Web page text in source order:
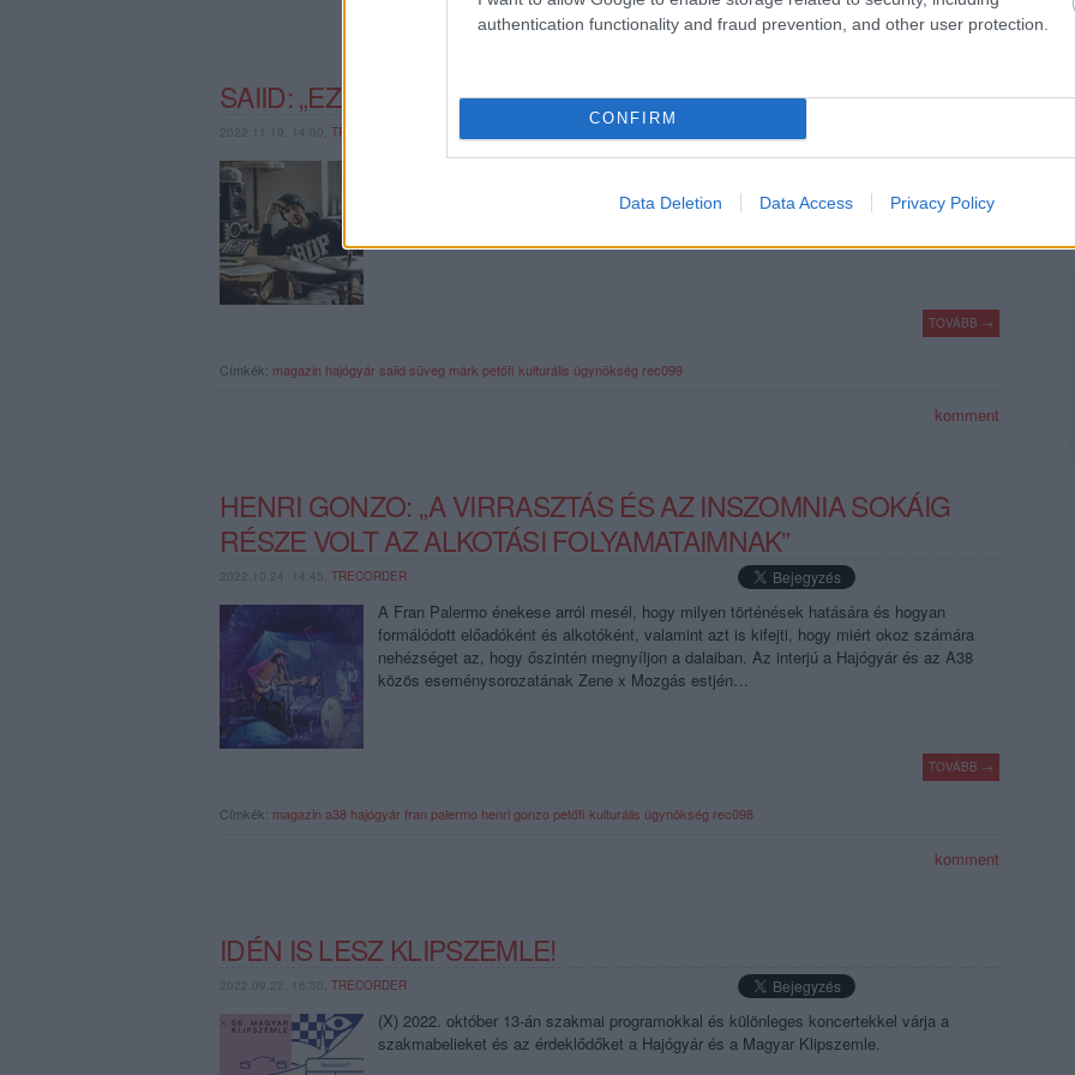
authentication functionality and fraud prevention, and other user protection.
CONFIRM
Data Deletion Data Access Privacy Policy
komment
SAIID: „EZ EGY GYÖNYÖRŰ, PRECÍZ KÁOSZ”
2022.11.19. 14:00, TRECORDER
tiszta, áramló és oldott módon megélni kreativitását szövegalkotó folyamataiban.
Emellett azt is elmondja, hogy mi által tudja fenntartani ezt a termékeny flow-állapotot.
TOVÁBB →
Címkék: magazin hajógyársaiidsüveg márk petőfi kulturális ügynökség rec099
komment
HENRI GONZO: „A VIRRASZTÁS ÉS AZ INSZOMNIA SOKÁIG
RÉSZE VOLT AZ ALKOTÁSI FOLYAMATAIMNAK”
2022.10.24. 14:45, TRECORDER
A Fran Palermo énekese arról mesél, hogy milyen történések hatására és hogyan
formálódott előadóként és alkotóként, valamint azt is kifejti, hogy miért okoz számára
nehézséget az, hogy őszintén megnyíljon a dalaiban. Az interjú a Hajógyár és az A38
közös eseménysorozatának Zene x Mozgás estjén…
TOVÁBB →
Címkék: magazin a38 hajógyárfran palermo henri gonzo petőfi kulturális ügynökség rec098
komment
IDÉN IS LESZ KLIPSZEMLE!
2022.09.22. 16:30, TRECORDER
(X) 2022. október 13-án szakmai programokkal és különleges koncertekkel várja a
szakmabelieket és az érdeklődőket a Hajógyár és a Magyar Klipszemle.